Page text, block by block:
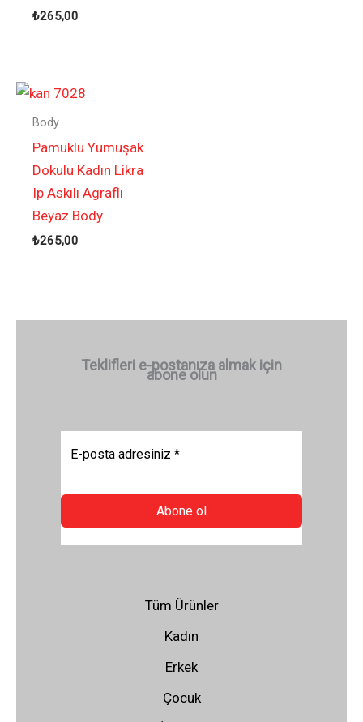
₺265,00
Body
Pamuklu Yumuşak
Dokulu Kadın Likra
Ip Askılı Agraflı
Beyaz Body
₺265,00
Teklifleri e-postanıza almak için
abone olun
Abone ol
Tüm Ürünler
Kadın
Erkek
Çocuk